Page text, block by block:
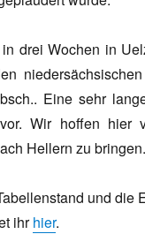
drei Wochen in
Eine sehr
Wir hoffen hier
Hellern zu bringen.
und die
ihrhier.